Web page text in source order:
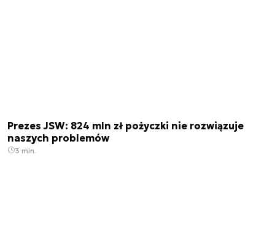
Prezes JSW: 824 mln zł pożyczki nie rozwiązuje
naszych problemów
3 min.